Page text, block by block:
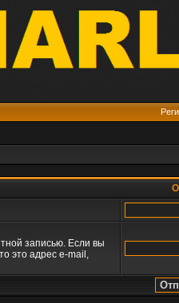
записью. Если вы
это адрес e-mail,